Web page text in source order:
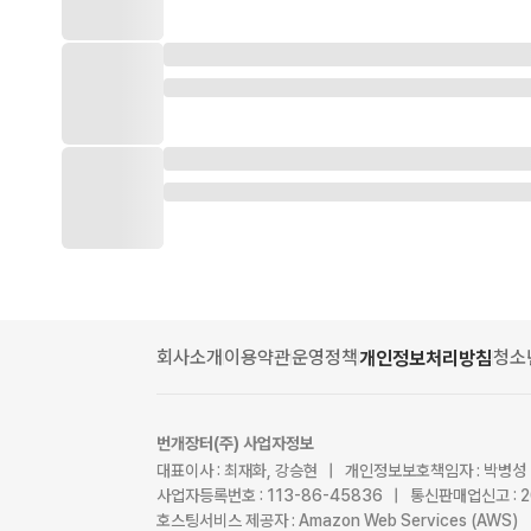
회사소개이용약관운영정책개인정보처리방침청소
번개장터(주) 사업자정보
대표이사 : 최재화, 강승현 | 개인정보보호책임자 : 박병성
사업자등록번호 : 113-86-45836 | 통신판매업신고 :
호스팅서비스 제공자 : Amazon Web Services (AWS)